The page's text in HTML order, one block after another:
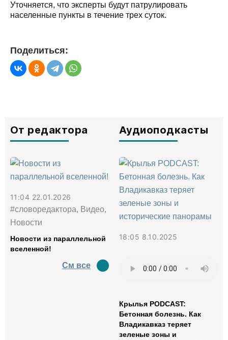
Уточняется, что эксперты будут патрулировать
населенные пункты в течение трех суток.
Поделиться:
От редактора
11:04 22.01.2026
#словоредактора, Видео,
Новости
Новости из параллельной
вселенной!
См все
Аудиоподкасты
18:05 8.10.2025
Крылья PODCAST:
Бетонная болезнь. Как
Владикавказ теряет
зеленые зоны и